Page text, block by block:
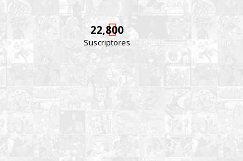
22,800
Suscriptores